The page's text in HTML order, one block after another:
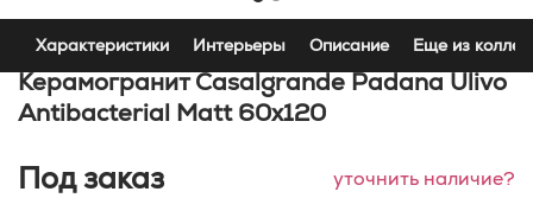
Характеристики Интерьеры Описание Еще из
Керамогранит Casalgrande Padana Ulivo
Antibacterial Matt 60x120
Под заказ уточнить наличие?